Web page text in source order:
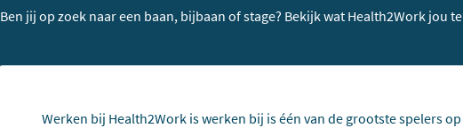
Ben jij op zoek naar een baan, bijbaan of stage? Bekijk wat Health2Work jou
Werken bij Health2Work is werken bij is één van de grootste spelers